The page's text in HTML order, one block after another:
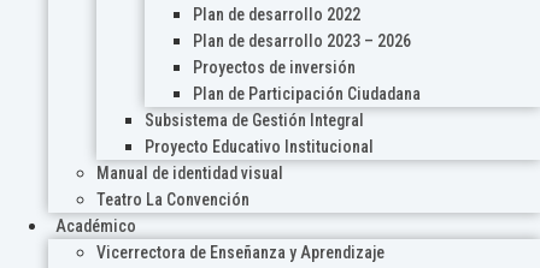
Plan de desarrollo 2022
Plan de desarrollo 2023 – 2026
Proyectos de inversión
Plan de Participación Ciudadana
Subsistema de Gestión Integral
Proyecto Educativo Institucional
Manual de identidad visual
Teatro La Convención
Académico
Vicerrectora de Enseñanza y Aprendizaje